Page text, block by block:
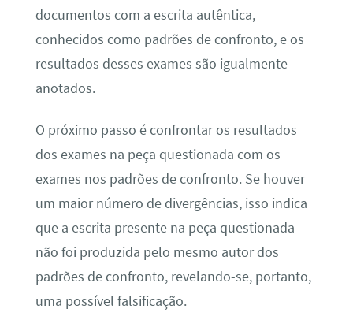
documentos com a escrita autêntica,
conhecidos como padrões de confronto, e os
resultados desses exames são igualmente
anotados.
O próximo passo é confrontar os resultados
dos exames na peça questionada com os
exames nos padrões de confronto. Se houver
um maior número de divergências, isso indica
que a escrita presente na peça questionada
não foi produzida pelo mesmo autor dos
padrões de confronto, revelando-se, portanto,
uma possível falsificação.